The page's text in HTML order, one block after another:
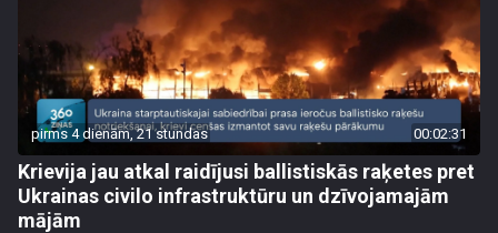
pirms 4 dienām, 21 stundas 00:02:31
Krievija jau atkal raidījusi ballistiskās raķetes pret
Ukrainas civilo infrastruktūru un dzīvojamajām
mājām